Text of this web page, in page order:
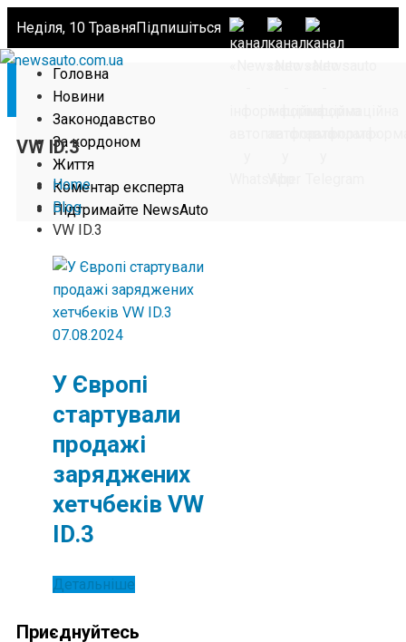
Неділя, 10 ТравняПідпишіться
Головна
Новини
Законодавство
За кордоном
Життя
Коментар експерта
Підтримайте NewsAuto
VW ID.3
Home
Blog
VW ID.3
07.08.2024
У Європі
стартували
продажі
заряджених
хетчбеків VW
ID.3
Детальніше
Приєднуйтесь